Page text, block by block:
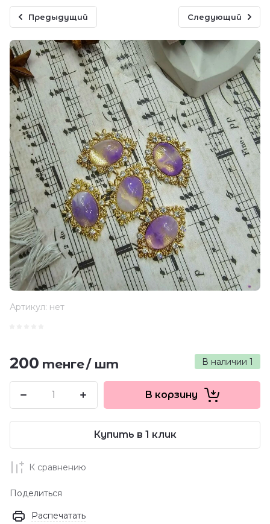
Предыдущий Следующий
Артикул: нет
В наличии 1
200 тенге/шт
В корзину
Купить в 1 клик
К сравнению
Поделиться
Распечатать